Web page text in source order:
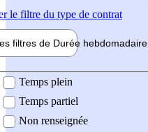
le filtre du type de contrat
filtres de Durée hebdomadaire
Temps plein
Temps partiel
Non renseignée